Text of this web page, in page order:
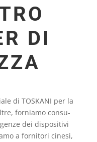
DI
di TOSKANI per la
for­niamo con­su­
dei dis­po­si­tivi
a for­ni­tori cinesi,